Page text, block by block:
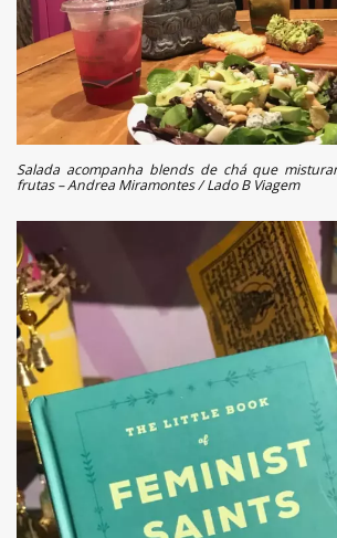
Salada acompanha blends de chá que
frutas – Andrea Miramontes / Lado B Viagem